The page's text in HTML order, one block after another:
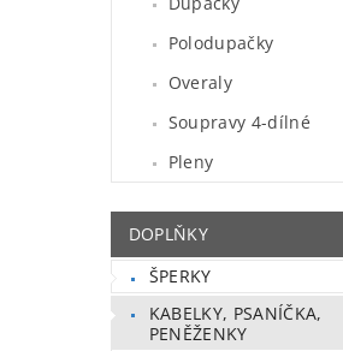
Polodupačky
Overaly
Soupravy 4-dílné
Pleny
DOPLŇKY
ŠPERKY
KABELKY, PSANÍČKA,
PENĚŽENKY